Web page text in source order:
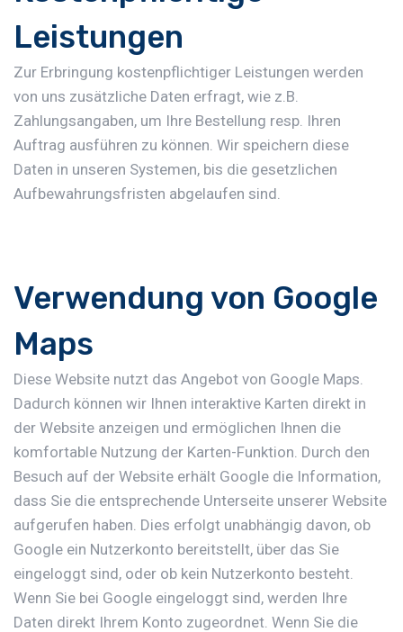
Leistungen
Zur Erbringung kostenpflichtiger Leistungen werden
von uns zusätzliche Daten erfragt, wie z.B.
Zahlungsangaben, um Ihre Bestellung resp. Ihren
Auftrag ausführen zu können. Wir speichern diese
Daten in unseren Systemen, bis die gesetzlichen
Aufbewahrungsfristen abgelaufen sind.
Verwendung von Google
Maps
Diese Website nutzt das Angebot von Google Maps.
Dadurch können wir Ihnen interaktive Karten direkt in
der Website anzeigen und ermöglichen Ihnen die
komfortable Nutzung der Karten-Funktion. Durch den
Besuch auf der Website erhält Google die Information,
dass Sie die entsprechende Unterseite unserer Website
aufgerufen haben. Dies erfolgt unabhängig davon, ob
Google ein Nutzerkonto bereitstellt, über das Sie
eingeloggt sind, oder ob kein Nutzerkonto besteht.
Wenn Sie bei Google eingeloggt sind, werden Ihre
Daten direkt Ihrem Konto zugeordnet. Wenn Sie die